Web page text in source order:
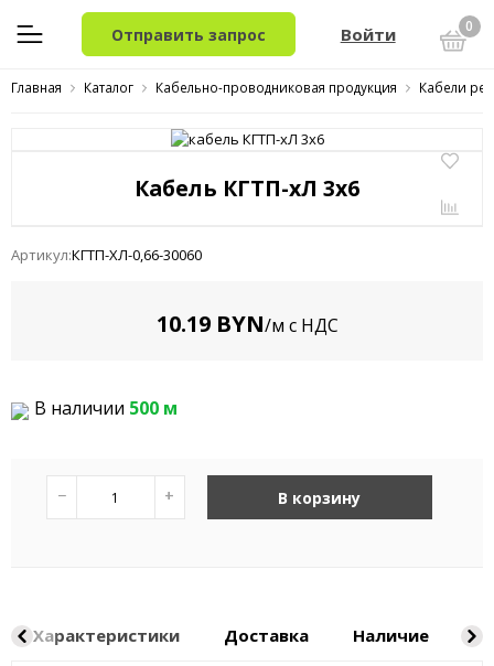
Отправить запрос Войти 0
Главная Каталог Кабельно-проводниковая продукция Кабели
Кабель КГТП-xЛ 3x6
Артикул:КГТП-ХЛ-0,66-30060
10.19 BYN/м с НДС
В наличии 500 м
− + В корзину
Характеристики Доставка Наличие